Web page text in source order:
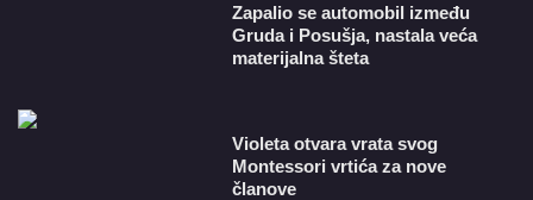
Zapalio se automobil između
Gruda i Posušja, nastala veća
materijalna šteta
Violeta otvara vrata svog
Montessori vrtića za nove
članove